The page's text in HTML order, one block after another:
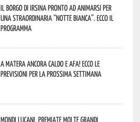
Il borgo di Irsina pronto ad animarsi per
una straordinaria “Notte Bianca”. Ecco il
programma
A Matera ancora caldo e afa! Ecco le
previsioni per la prossima settimana
Mondi lucani, premiate molte grandi